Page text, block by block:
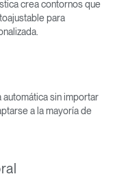
crea contornos que
para
sin importar
a la mayoría de